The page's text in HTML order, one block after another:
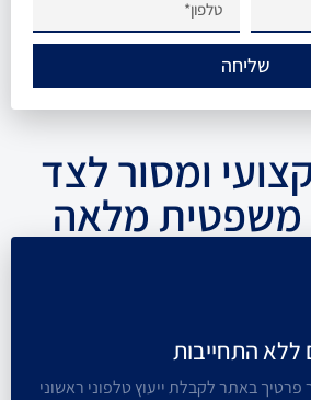
שליחה
ומסור לצד
מלאה
ללא התחייבות
באתר לקבלת ייעוץ טלפוני ראשוני